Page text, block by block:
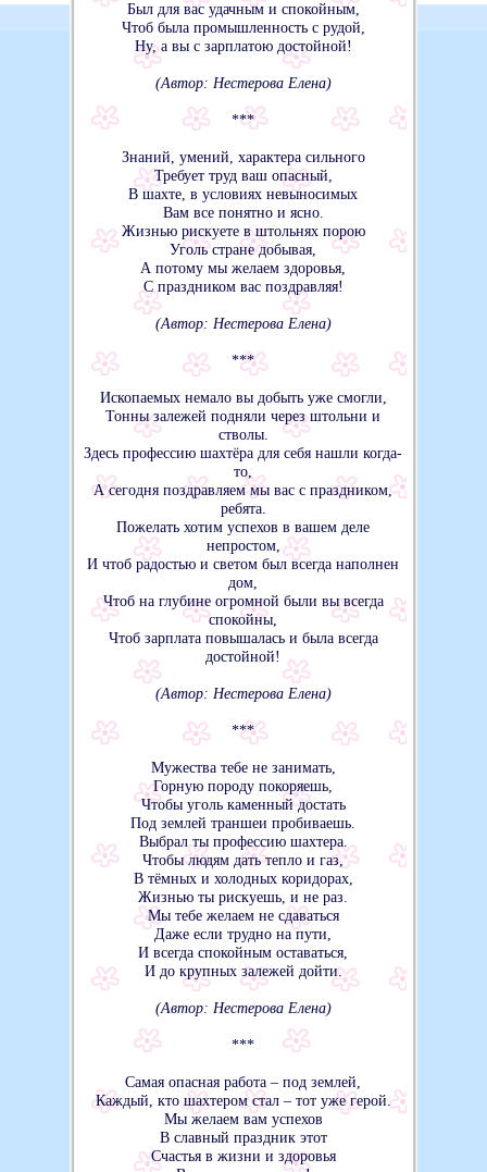
Был для вас удачным и спокойным,
Чтоб была промышленность с рудой,
Ну, а вы с зарплатою достойной!
(Автор: Нестерова Елена)
***
Знаний, умений, характера сильного
Требует труд ваш опасный,
В шахте, в условиях невыносимых
Вам все понятно и ясно.
Жизнью рискуете в штольнях порою
Уголь стране добывая,
А потому мы желаем здоровья,
С праздником вас поздравляя!
(Автор: Нестерова Елена)
***
Ископаемых немало вы добыть уже смогли,
Тонны залежей подняли через штольни и
стволы.
Здесь профессию шахтёра для себя нашли когда-
то,
А сегодня поздравляем мы вас с праздником,
ребята.
Пожелать хотим успехов в вашем деле
непростом,
И чтоб радостью и светом был всегда наполнен
дом,
Чтоб на глубине огромной были вы всегда
спокойны,
Чтоб зарплата повышалась и была всегда
достойной!
(Автор: Нестерова Елена)
***
Мужества тебе не занимать,
Горную породу покоряешь,
Чтобы уголь каменный достать
Под землей траншеи пробиваешь.
Выбрал ты профессию шахтера.
Чтобы людям дать тепло и газ,
В тёмных и холодных коридорах,
Жизнью ты рискуешь, и не раз.
Мы тебе желаем не сдаваться
Даже если трудно на пути,
И всегда спокойным оставаться,
И до крупных залежей дойти.
(Автор: Нестерова Елена)
***
Самая опасная работа – под землей,
Каждый, кто шахтером стал – тот уже герой.
Мы желаем вам успехов
В славный праздник этот
Счастья в жизни и здоровья